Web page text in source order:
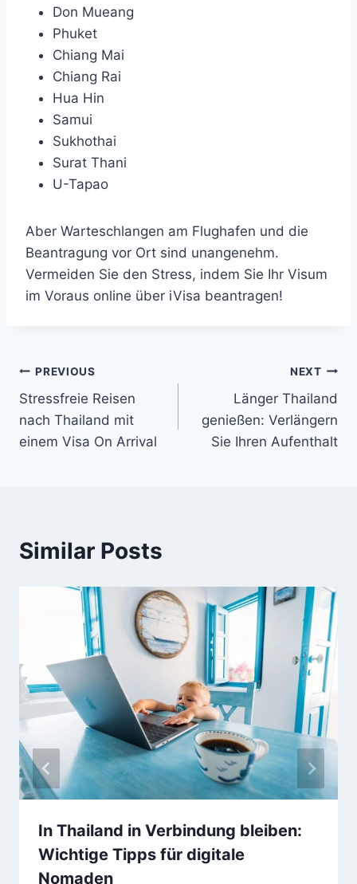
Don Mueang
Phuket
Chiang Mai
Chiang Rai
Hua Hin
Samui
Sukhothai
Surat Thani
U-Tapao
Aber Warteschlangen am Flughafen und die
Beantragung vor Ort sind unangenehm.
Vermeiden Sie den Stress, indem Sie Ihr Visum
im Voraus online über iVisa beantragen!
Beitragsnavigation
PREVIOUS
Stressfreie Reisen
nach Thailand mit
einem Visa On Arrival
NEXT
Länger Thailand
genießen: Verlängern
Sie Ihren Aufenthalt
Similar Posts
In Thailand in Verbindung bleiben:
Wichtige Tipps für digitale
Nomaden